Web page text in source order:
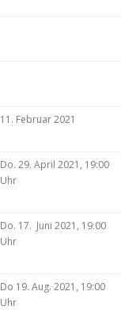
11. Februar 2021
Do. 29. April 2021, 19:00
Uhr
Do. 17. Juni 2021, 19:00
Uhr
Do 19. Aug. 2021, 19:00
Uhr